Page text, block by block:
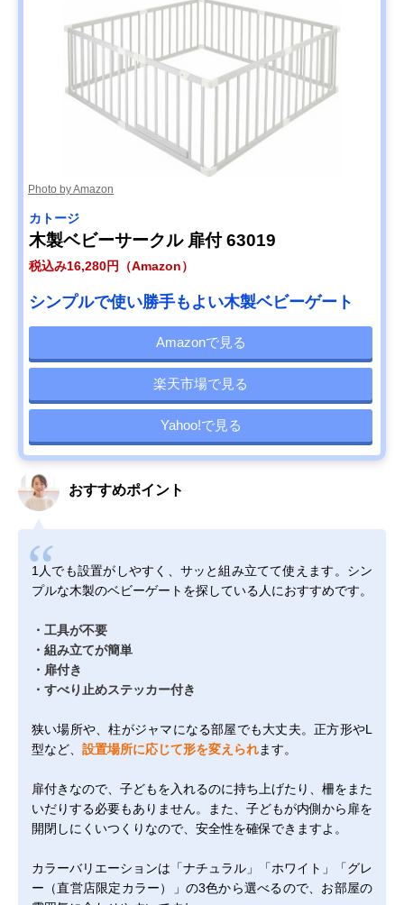
Photo by Amazon
カトージ
木製ベビーサークル 扉付 63019
税込み16,280円（Amazon）
シンプルで使い勝手もよい木製ベビーゲート
Amazonで見る
楽天市場で見る
Yahoo!で見る
おすすめポイント
1人でも設置がしやすく、サッと組み立てて使えます。シン
プルな木製のベビーゲートを探している人におすすめです。
・工具が不要
・組み立てが簡単
・扉付き
・すべり止めステッカー付き
狭い場所や、柱がジャマになる部屋でも大丈夫。正方形やL
型など、 設置場所に応じて形を変えられます。
扉付きなので、子どもを入れるのに持ち上げたり、柵をまた
いだりする必要もありません。また、子どもが内側から扉を
開閉しにくいつくりなので、安全性を確保できますよ。
カラーバリエーションは「ナチュラル」「ホワイト」「グレ
ー（直営店限定カラー）」の3色から選べるので、お部屋の